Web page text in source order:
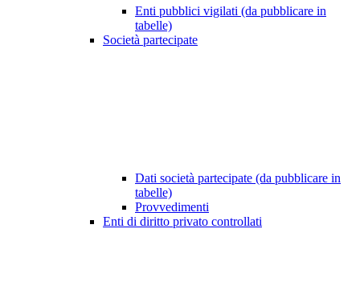
Enti pubblici vigilati (da pubblicare in
tabelle)
Società partecipate
Dati società partecipate (da pubblicare in
tabelle)
Provvedimenti
Enti di diritto privato controllati